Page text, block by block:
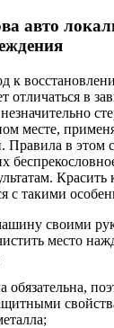
авто
к
в
месте,
Правила в этом
Красить
с такими
своими
место
обязательна,